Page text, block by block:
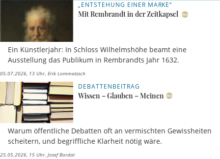
„ENTSTEHUNG EINER MARKE“
Mit Rembrandt in der Zeitkapsel
Ein Künstlerjahr: In Schloss Wilhelmshöhe beamt eine
Ausstellung das Publikum in Rembrandts Jahr 1632.
05.07.2026, 13 Uhr Erik Lommatzsch
DEBATTENBEITRAG
Wissen – Glauben – Meinen
Warum öffentliche Debatten oft an vermischten Gewissheiten
scheitern, und begriffliche Klarheit nötig wäre.
25.05.2026, 15 Uhr Josef Bordat